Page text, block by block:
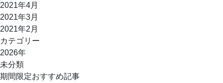
2021年4月
2021年3月
2021年2月
カテゴリー
2026年
未分類
期間限定おすすめ記事